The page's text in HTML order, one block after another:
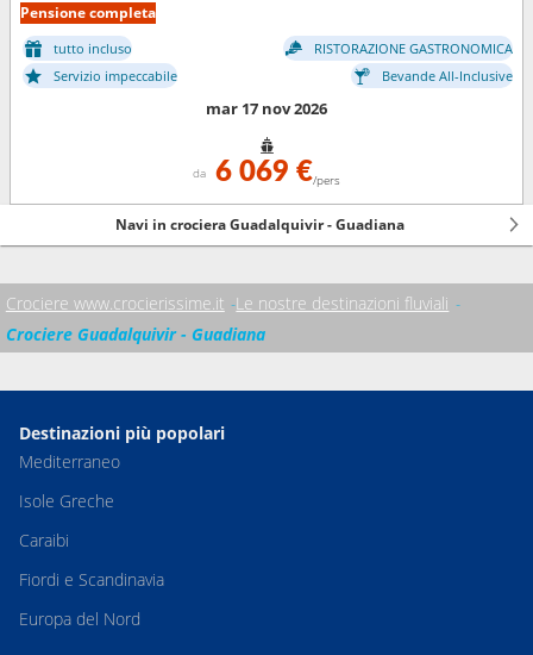
Pensione completa
tutto incluso
RISTORAZIONE GASTRONOMICA
Servizio impeccabile
Bevande All-Inclusive
mar 17 nov 2026
da 6 069 €/pers
Navi in crociera Guadalquivir - Guadiana
Crociere www.crocierissime.it Le nostre destinazioni fluviali
Crociere Guadalquivir - Guadiana
Destinazioni più popolari
Mediterraneo
Isole Greche
Caraibi
Fiordi e Scandinavia
Europa del Nord